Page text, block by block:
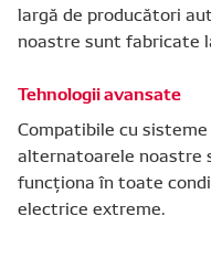
largă de producători
noastre sunt fabricate
Tehnologii avansate
Compatibile cu
alternatoarele noastre
funcționa în toate
electrice extreme.